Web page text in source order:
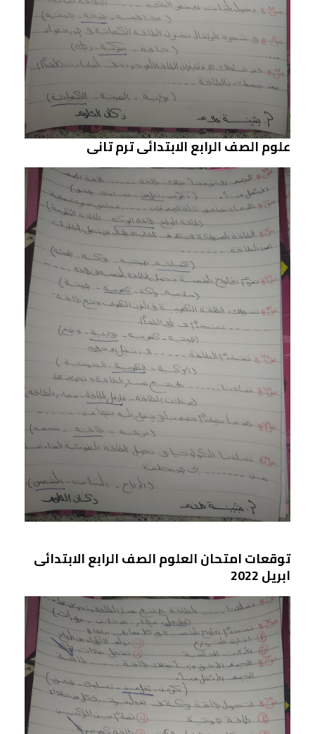
علوم الصف الرابع الابتدائى ترم تانى
توقعات امتحان العلوم الصف الرابع الابتدائى
ابريل 2022